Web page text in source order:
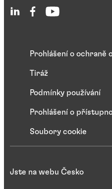
Prohlášení o ochraně
Tiráž
Podmínky používání
Prohlášení o
Soubory cookie
Jste na webu Česko